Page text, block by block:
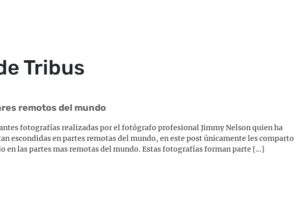
Tribus
remotos del mundo
fotografías realizadas por el fotógrafo profesional Jimmy Nelson quien ha
escondidas en partes remotas del mundo, en este post únicamente les comparto
en las partes mas remotas del mundo. Estas fotografías forman parte […]